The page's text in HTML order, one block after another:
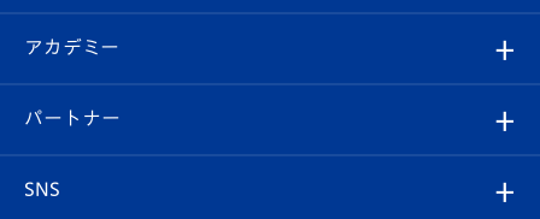
イベント
メディア
スタッフプロフィール
マスコット紹介
Revive Team
ヴィヴィくんの長崎おもてなしガイド
フォトギャラリー
スタジアムグルメ
V-LOVERS（ファンクラブ）
プレイヤーズスイート
オンラインショップ
店舗情報
アカデミー
育成からのお知らせ
パートナー
SNS